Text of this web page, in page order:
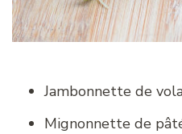
Jambonnette de
Mignonnette de